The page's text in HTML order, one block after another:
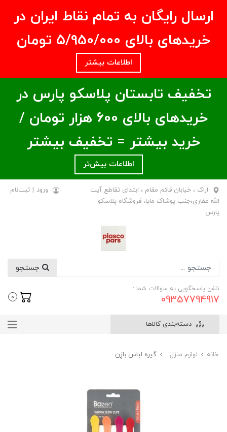
ارسال رایگان به تمام نقاط ایران در
خریدهای بالای ۵/950/000 تومان
اطلاعات بیشتر
تخفیف تابستان پلاسکو پارس در
خریدهای بالای ۶00 هزار تومان /
خرید بیشتر = تخفیف بیشتر
اطلاعات بیش‌تر
اراک ، خیابان قائم مقام ، ابتدای تقاطع آیت
الله غفاری،جنب پوشاک مایا، فروشگاه پلاسکو
پارس
ورود | ثبت‌نام
تلفن پاسخگویی به سوالات شما :
09357794917
0
دسته‌بندی کالاها
خانه لوازم منزل گیره لباس بازِن